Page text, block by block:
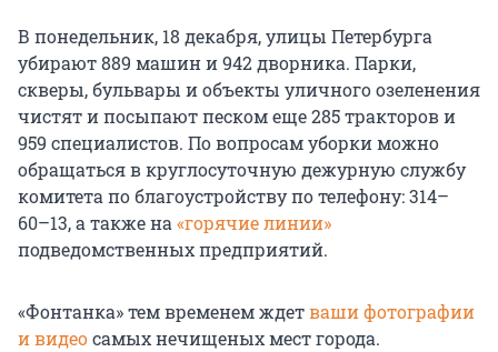
В понедельник, 18 декабря, улицы Петербурга
убирают 889 машин и 942 дворника. Парки,
скверы, бульвары и объекты уличного озеленения
чистят и посыпают песком еще 285 тракторов и
959 специалистов. По вопросам уборки можно
обращаться в круглосуточную дежурную службу
комитета по благоустройству по телефону: 314–
60–13, а также на «горячие линии»
подведомственных предприятий.
«Фонтанка» тем временем ждетваши фотографии
и видеосамых нечищеных мест города.